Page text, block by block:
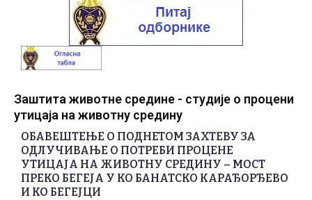
Заштита животне средине - студије о процени
утицаја на животну средину
ОБАВЕШТЕЊЕ О ПОДНЕТОМ ЗАХТЕВУ ЗА
ОДЛУЧИВАЊЕ О ПОТРЕБИ ПРОЦЕНЕ
УТИЦАЈА НА ЖИВОТНУ СРЕДИНУ – МОСТ
ПРЕКО БЕГЕЈА У КО БАНАТСКО КАРАЂОРЂЕВО
И КО БЕГЕЈЦИ